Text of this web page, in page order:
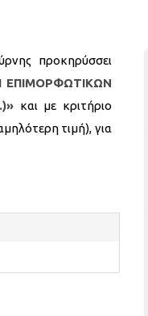
προκηρύσσει
ΕΠΙΜΟΡΦΩΤΙΚΩΝ
και με κριτήριο
τιμή), για